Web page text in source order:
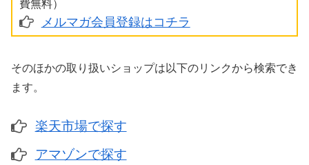
費無料）
メルマガ会員登録はコチラ
そのほかの取り扱いショップは以下のリンクから検索でき
ます。
楽天市場で探す
アマゾンで探す